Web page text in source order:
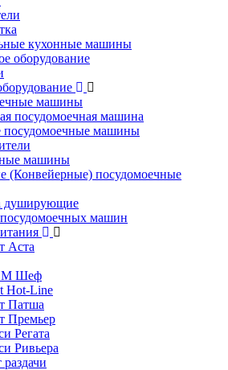
кухонные машины
оборудование
машины
посудомоечная машина
посудомоечные машины
машины
(Конвейерные) посудомоечные
душирующие
машин
Аста
Шеф
Hot-Line
Патша
Премьер
Регата
Ривьера